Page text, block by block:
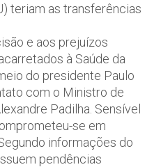
teriam as transferências
e aos prejuízos
à Saúde da
do presidente Paulo
com o Ministro de
Padilha. Sensível
se em
informações do
pendências